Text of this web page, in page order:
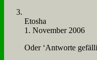
Eto­sha
1. November 2006
Oder ‘Ant­wor­te